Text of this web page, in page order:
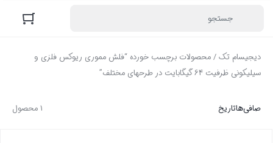
دیجیسام تک/ محصولات برچسب خورده “فلش مموری ریوکس فلزی و
سیلیکونی ظرفیت 64 گیگابایت در طرحهای مختلف”
1 محصول صافی‌هاتاریخ